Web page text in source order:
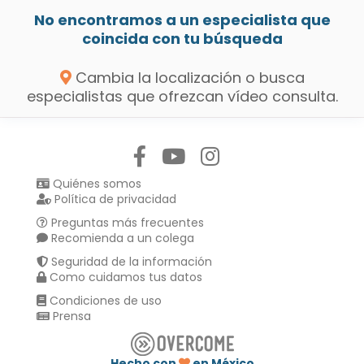
No encontramos a un especialista que
coincida con tu búsqueda
Cambia la localización o busca
especialistas que ofrezcan vídeo consulta.
Quiénes somos
Política de privacidad
Preguntas más frecuentes
Recomienda a un colega
Seguridad de la información
Como cuidamos tus datos
Condiciones de uso
Prensa